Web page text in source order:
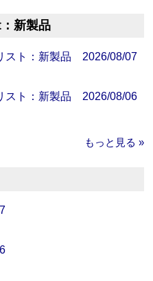
新製品
スト：新製品 2026/08/07
スト：新製品 2026/08/06
もっと見る »